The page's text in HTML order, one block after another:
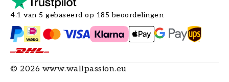
4.1 van 5 gebaseerd op 185 beoordelingen
© 2026 www.wallpassion.eu